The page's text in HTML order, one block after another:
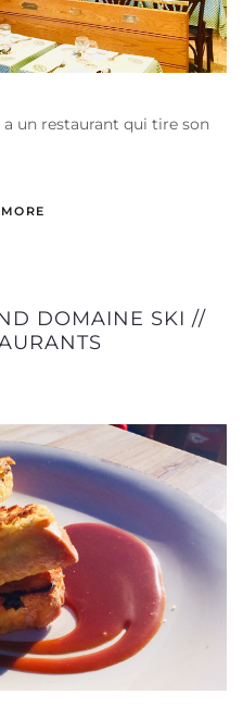
a un restaurant qui tire son
DOMAINE SKI //